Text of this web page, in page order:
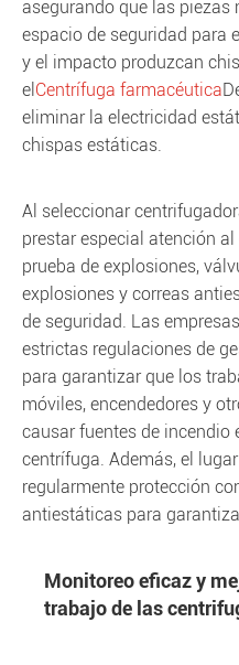
asegurando que las
espacio de seguridad para
y el impacto produzcan
el Centrífuga farmacéutica
eliminar la electricidad
chispas estáticas.
Al seleccionar
prestar especial atención
prueba de explosiones,
explosiones y correas
de seguridad. Las
estrictas regulaciones de
para garantizar que los
móviles, encendedores y
causar fuentes de incendio
centrífuga. Además, el
regularmente protección
antiestáticas para
Monitoreo eficaz y
trabajo de las